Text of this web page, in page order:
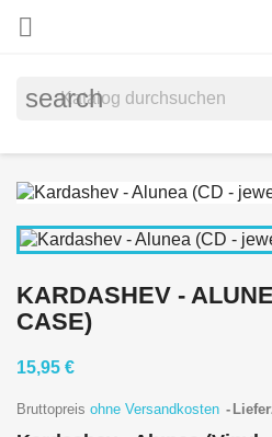

search
KARDASHEV -
CASE)
15,95 €
Bruttopreis ohne Versandkosten